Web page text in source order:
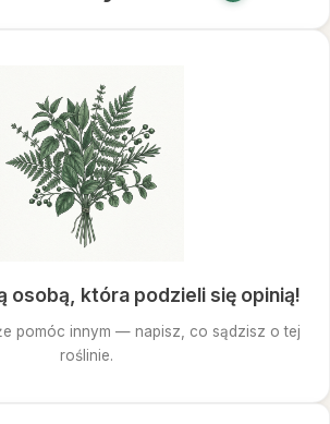
osobą, która podzieli się opinią!
pomóc innym — napisz, co sądzisz o tej
roślinie.